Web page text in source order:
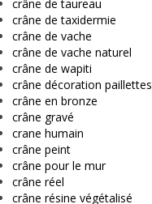
crâne de taureau
crâne de taxidermie
crâne de vache
crâne de vache naturel
crâne de wapiti
crâne décoration paillettes
crâne en bronze
crâne gravé
crane humain
crâne peint
crâne pour le mur
crâne réel
crâne résine végétalisé